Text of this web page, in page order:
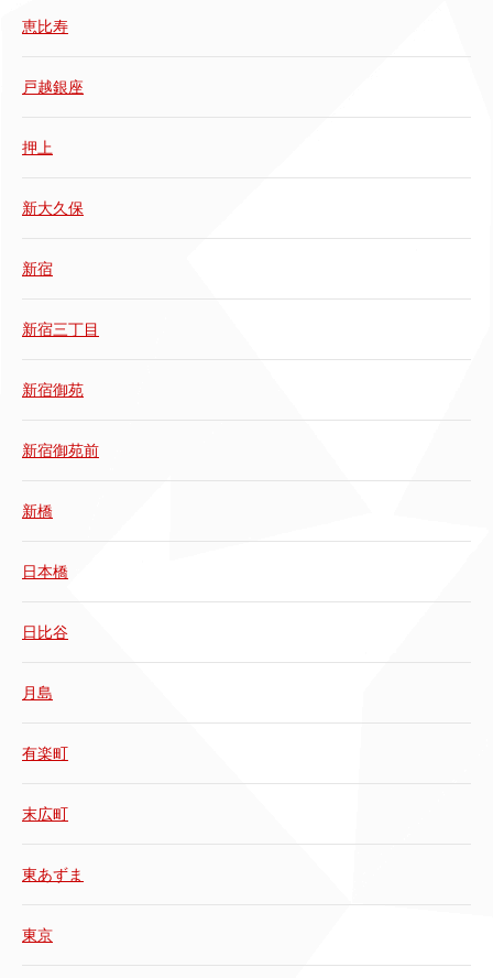
恵比寿
戸越銀座
押上
新大久保
新宿
新宿三丁目
新宿御苑
新宿御苑前
新橋
日本橋
日比谷
月島
有楽町
末広町
東あずま
東京